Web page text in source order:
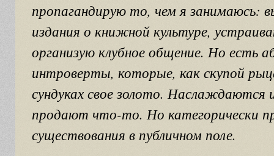
пропагандирую то, чем я занимаюсь:
издания о книжной культуре,
организую клубное общение. Но есть
интроверты, которые, как скупой
сундуках свое золото. Наслаждаются
продают что-то. Но категорически
существования в публичном поле.